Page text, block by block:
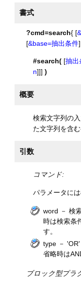
書式
?cmd=search{ [
[&base=抽出条件
#search( [抽出
n]]])
概要
検索文字列の
た文字列を含
引数
コマンド:
パラメータに
word － 検
時は検索条
す。
type － 'OR'
省略時は
ブロック型プラ